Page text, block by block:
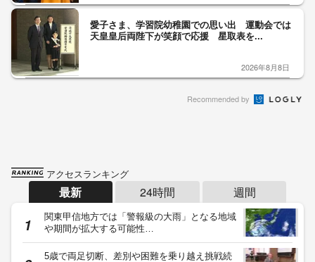
愛子さま、学習院幼稚園での思い出 運動会では
天皇皇后両陛下が笑顔で応援 星取表を...
2026年8月8日
Recommended by
アクセスランキング
最新 24時間 週間
関東甲信地方では「警報級の大雨」となる地域
や期間が拡大する可能性…
5歳で両足切断、差別や困難を乗り越え挑戦続